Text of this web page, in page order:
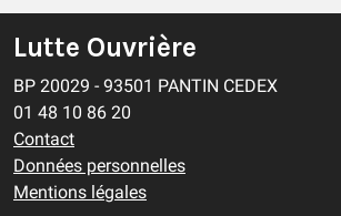
Lutte Ouvrière
BP 20029 - 93501 PANTIN CEDEX
01 48 10 86 20
Contact
Données personnelles
Mentions légales